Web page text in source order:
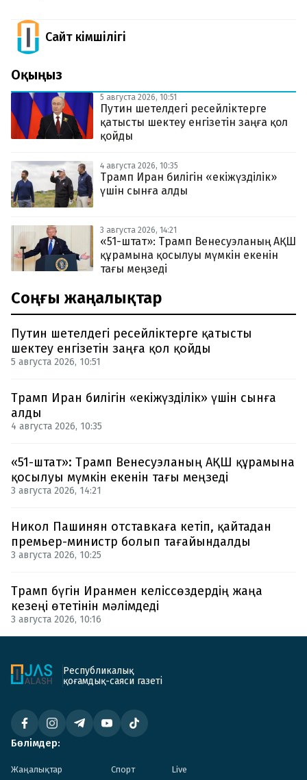
Сайт Әкімшілігі
Оқыңыз
5 августа 2026, 10:51
Путин шетелдегі ресейліктерге
қатысты шектеу енгізетін заңға қол
қойды
4 августа 2026, 10:35
Трамп Иран билігін «екіжүзділік»
үшін сынға алды
3 августа 2026, 14:21
«51-штат»: Трамп Венесуэланың АҚШ
құрамына қосылуы мүмкін екенін
тағы меңзеді
Соңғы жаңалықтар
Путин шетелдегі ресейліктерге қатысты
шектеу енгізетін заңға қол қойды
5 августа 2026, 10:51
Трамп Иран билігін «екіжүзділік» үшін сынға
алды
4 августа 2026, 10:35
«51-штат»: Трамп Венесуэланың АҚШ құрамына
қосылуы мүмкін екенін тағы меңзеді
3 августа 2026, 14:21
Никол Пашинян отставкаға кетіп, қайтадан
премьер-министр болып тағайындалды
3 августа 2026, 10:25
Трамп бүгін Иранмен келіссөздердің жаңа
кезеңі өтетінін мәлімдеді
3 августа 2026, 10:16
Республикалық
қоғамдық-саяси газеті
Бөлімдер:
Жаңалықтар Спорт Live